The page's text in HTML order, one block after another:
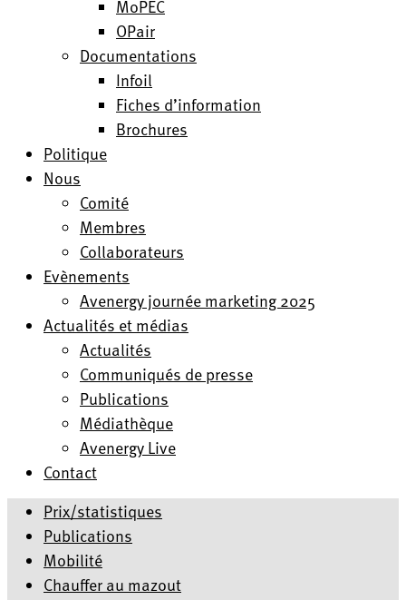
MoPEC
OPair
Documentations
Infoil
Fiches d’information
Brochures
Politique
Nous
Comité
Membres
Collaborateurs
Evènements
Avenergy journée marketing 2025
Actualités et médias
Actualités
Communiqués de presse
Publications
Médiathèque
Avenergy Live
Contact
Prix/statistiques
Publications
Mobilité
Chauffer au mazout